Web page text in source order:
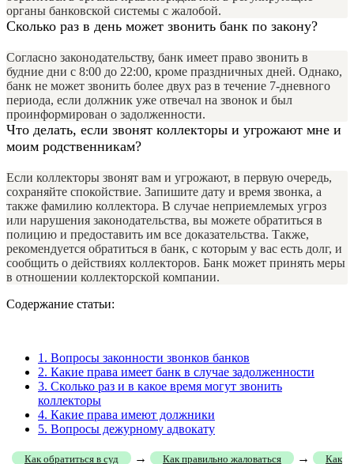
органы банковской системы с жалобой.
Сколько раз в день может звонить банк по закону?
Согласно законодательству, банк имеет право звонить в
будние дни с 8:00 до 22:00, кроме праздничных дней. Однако,
банк не может звонить более двух раз в течение 7-дневного
периода, если должник уже отвечал на звонок и был
проинформирован о задолженности.
Что делать, если звонят коллекторы и угрожают мне и
моим родственникам?
Если коллекторы звонят вам и угрожают, в первую очередь,
сохраняйте спокойствие. Запишите дату и время звонка, а
также фамилию коллектора. В случае неприемлемых угроз
или нарушения законодательства, вы можете обратиться в
полицию и предоставить им все доказательства. Также,
рекомендуется обратиться в банк, с которым у вас есть долг, и
сообщить о действиях коллекторов. Банк может принять меры
в отношении коллекторской компании.
Содержание статьи:
1. Вопросы законности звонков банков
2. Какие права имеет банк в случае задолженности
3. Сколько раз и в какое время могут звонить
коллекторы
4. Какие права имеют должники
5. Вопросы дежурному адвокату
Как обратиться в суд → Как правильно жаловаться → Как